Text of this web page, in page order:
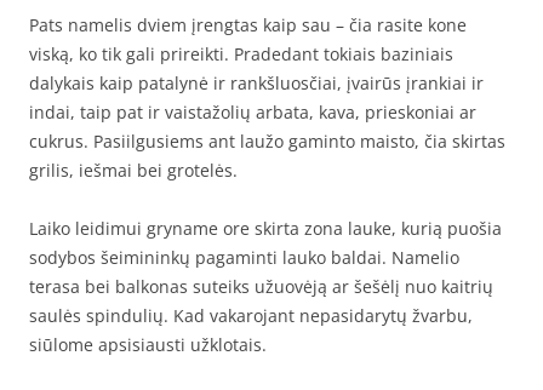
Pats namelis dviem įrengtas kaip sau – čia rasite kone
viską, ko tik gali prireikti. Pradedant tokiais baziniais
dalykais kaip patalynė ir rankšluosčiai, įvairūs įrankiai ir
indai, taip pat ir vaistažolių arbata, kava, prieskoniai ar
cukrus. Pasiilgusiems ant laužo gaminto maisto, čia skirtas
grilis, iešmai bei grotelės.
Laiko leidimui gryname ore skirta zona lauke, kurią puošia
sodybos šeimininkų pagaminti lauko baldai. Namelio
terasa bei balkonas suteiks užuovėją ar šešėlį nuo kaitrių
saulės spindulių. Kad vakarojant nepasidarytų žvarbu,
siūlome apsisiausti užklotais.